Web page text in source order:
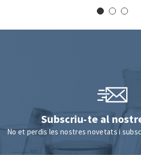
Subscriu-te al
No et perdis les nostres novetats i